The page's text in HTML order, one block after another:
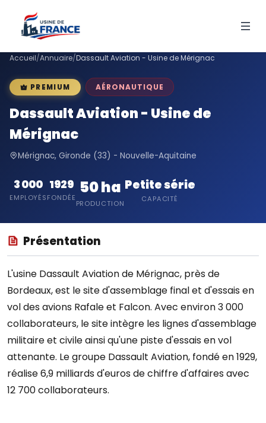
Accueil/Annuaire/Dassault Aviation - Usine de Mérignac
PREMIUM AÉRONAUTIQUE
Dassault Aviation - Usine de
Mérignac
Mérignac, Gironde (33) - Nouvelle-Aquitaine
3 000
EMPLOYÉS
1929
FONDÉE
50 ha
PRODUCTION
Petite série
CAPACITÉ
Présentation
L'usine Dassault Aviation de Mérignac, près de
Bordeaux, est le site d'assemblage final et d'essais en
vol des avions Rafale et Falcon. Avec environ 3 000
collaborateurs, le site intègre les lignes d'assemblage
militaire et civile ainsi qu'une piste d'essais en vol
attenante. Le groupe Dassault Aviation, fondé en 1929,
réalise 6,9 milliards d'euros de chiffre d'affaires avec
12 700 collaborateurs.